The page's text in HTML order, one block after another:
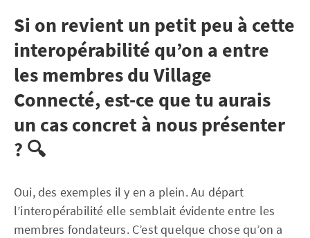
Si on revient un petit peu à cette
interopérabilité qu’on a entre
les membres du Village
Connecté, est-ce que tu aurais
un cas concret à nous présenter
? 🔍
Oui, des exemples il y en a plein. Au départ
l’interopérabilité elle semblait évidente entre les
membres fondateurs. C’est quelque chose qu’on a